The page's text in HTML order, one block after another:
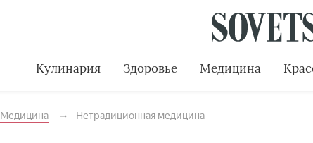
Кулинария Здоровье Медицина
Медицина Нетрадиционная медицина